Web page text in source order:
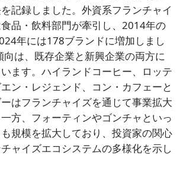
記録しました。外資系フランチャイ
品・飲料部門が牽引し、2014年の
年には178ブランドに増加しまし
は、既存企業と新興企業の両方に
ます。ハイランドコーヒー、ロッテ
ン・レジェンド、コン・カフェーと
はフランチャイズを通じて事業拡大
方、フォーティンやゴンチャといっ
規模を拡大しており、投資家の関心
ャイズエコシステムの多様化を示し